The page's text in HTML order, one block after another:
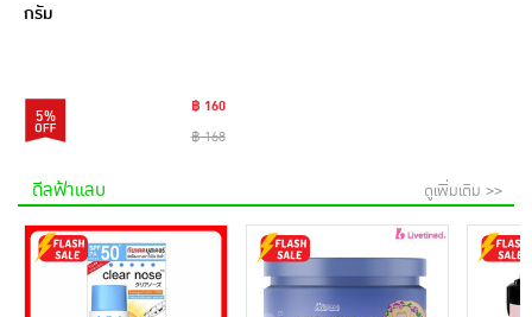
กรัม
5%
฿ 160
฿ 168
ดีลฟ้าแลบ ดูเพิ่มเติม >>